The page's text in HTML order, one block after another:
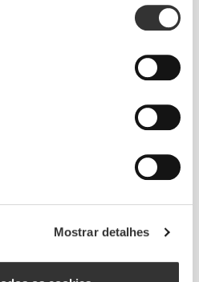
Mostrar detalhes
para um look
ENTRE-